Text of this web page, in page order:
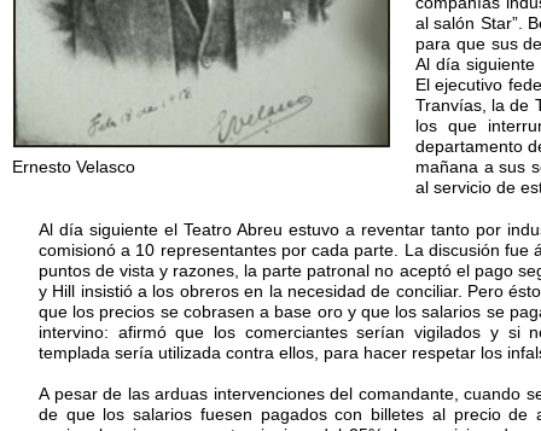
Ernesto Velasco
al salón Star”.
para que sus
Al día siguiente
El ejecutivo
Tranvías, la de
los que
departamento
mañana a sus
al servicio de
Al día siguiente el Teatro Abreu estuvo a reventar tanto por
comisionó a 10 representantes por cada parte. La discusión fue
puntos de vista y razones, la parte patronal no aceptó el pago
y Hill insistió a los obreros en la necesidad de conciliar. Pero
que los precios se cobrasen a base oro y que los salarios se
intervino: afirmó que los comerciantes serían vigilados y si
templada sería utilizada contra ellos, para hacer respetar los
A pesar de las arduas intervenciones del comandante, cuando
de que los salarios fuesen pagados con billetes al precio de